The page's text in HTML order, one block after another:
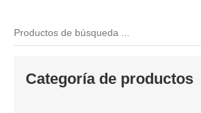
Categoría de productos